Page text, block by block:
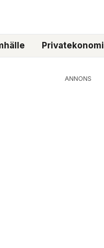
Privatekonomi
ANNONS